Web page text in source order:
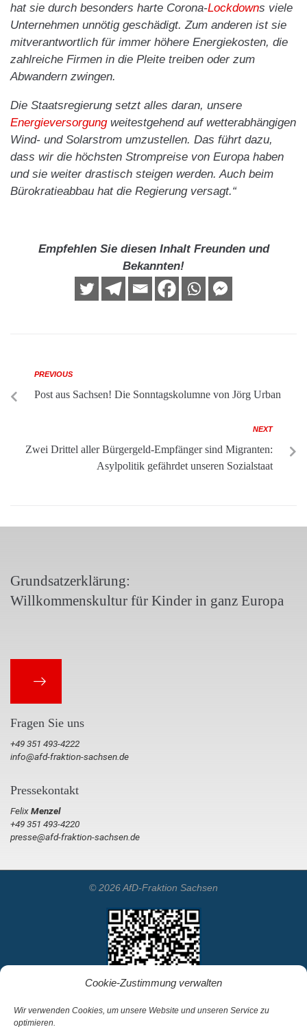
Cookie-Zustimmung verwalten
Wir verwenden Cookies, um unsere Website und unseren Service zu
optimieren.
hat sie durch besonders harte Corona-Lockdowns viele
Unternehmen unnötig geschädigt. Zum anderen ist sie
mitverantwortlich für immer höhere Energiekosten, die
zahlreiche Firmen in die Pleite treiben oder zum
Abwandern zwingen.
Die Staatsregierung setzt alles daran, unsere
Energieversorgungweitestgehend auf wetterabhängigen
Wind- und Solarstrom umzustellen. Das führt dazu,
dass wir die höchsten Strompreise von Europa haben
und sie weiter drastisch steigen werden. Auch beim
Bürokratieabbau hat die Regierung versagt.“
Empfehlen Sie diesen Inhalt Freunden und
Bekannten!
PREVIOUS
Post aus Sachsen! Die Sonntagskolumne von Jörg Urban
NEXT
Zwei Drittel aller Bürgergeld-Empfänger sind Migranten:
Asylpolitik gefährdet unseren Sozialstaat
Grundsatzerklärung:
Willkommenskultur für Kinder in ganz Europa
Fragen Sie uns
+49 351 493-4222
info@afd-fraktion-sachsen.de
Pressekontakt
FelixMenzel
+49 351 493-4220
presse@afd-fraktion-sachsen.de
© 2026 AfD-Fraktion Sachsen